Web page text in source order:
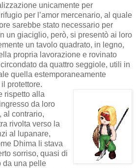
unicamente per
per l’amor mercenario, al quale
sarebbe stato necessario per
un giaciglio, però, si presentò ai loro
un tavolo quadrato, in legno,
propria lavorazione e rovinato
da quattro seggiole, utili in
quella estemporaneamente
protettore.
rispetto alla
da loro
al contrario,
rivolta verso la
al lupanare,
Dhima li stava
sorriso, quasi di
da una pelle